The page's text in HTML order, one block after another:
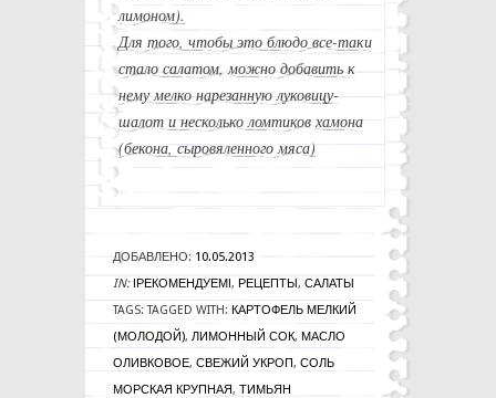
лимоном).
Для того, чтобы это блюдо все-таки
стало салатом, можно добавить к
нему мелко нарезанную луковицу-
шалот и несколько ломтиков хамона
(бекона, сыровяленного мяса)
ДОБАВЛЕНО: 10.05.2013
IN: !РЕКОМЕНДУЕМ!, РЕЦЕПТЫ, САЛАТЫ
TAGS: TAGGED WITH: КАРТОФЕЛЬ МЕЛКИЙ
(МОЛОДОЙ), ЛИМОННЫЙ СОК, МАСЛО
ОЛИВКОВОЕ, СВЕЖИЙ УКРОП, СОЛЬ
МОРСКАЯ КРУПНАЯ, ТИМЬЯН